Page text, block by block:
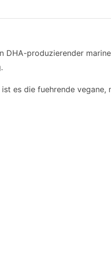
DHA-produzierender
es die fuehrende